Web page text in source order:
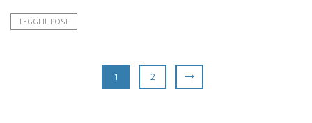
LEGGI IL POST
1 2